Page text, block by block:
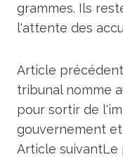
grammes. Ils
l'attente des
Article précédent
tribunal nomme
pour sortir de
gouvernement
Article suivantLe